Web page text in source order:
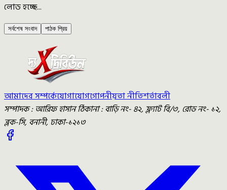
লোড হচ্ছে...
সর্বশেষ সংবাদ পাঠক প্রিয়
আমাদের সম্পর্কেযোগাযোগগোপনীয়তা নীতিশর্তাবলী
সম্পাদক : আরিফ হাসান ঠিকানা : বাড়ি নং- ৪২, ফ্ল্যাট বি/৩, রোড নং- ১২,
ব্লক-সি, বনানী, ঢাকা-১২১৩